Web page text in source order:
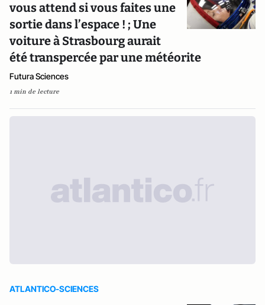
vous attend si vous faites une
sortie dans l’espace ! ; Une
voiture à Strasbourg aurait
été transpercée par une météorite
Futura Sciences
1 min de lecture
ATLANTICO-SCIENCES